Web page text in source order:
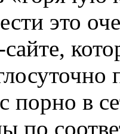
это
порно в
по